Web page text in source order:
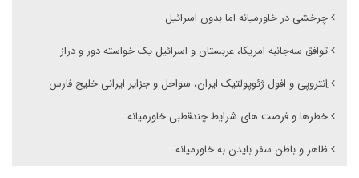
چرخشی در خاورمیانه اما بدون اسرائیل
توافق سه‌جانبه امریکا، عربستان و اسرائیل یک خواسته دور و دراز
اِنتروپی و افول ژئوپولتیک ایران، سواحل و جزایر ایرانی خلیج فارس
خطرها و فرصت های شرایط چندقطبی خاورمیانه
ظاهر و باطن سفر بایدن به خاورمیانه